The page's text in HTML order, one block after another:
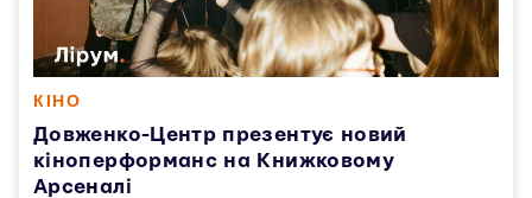
КІНО
Довженко-Центр презентує новий
кіноперформанс на Книжковому
Арсеналі